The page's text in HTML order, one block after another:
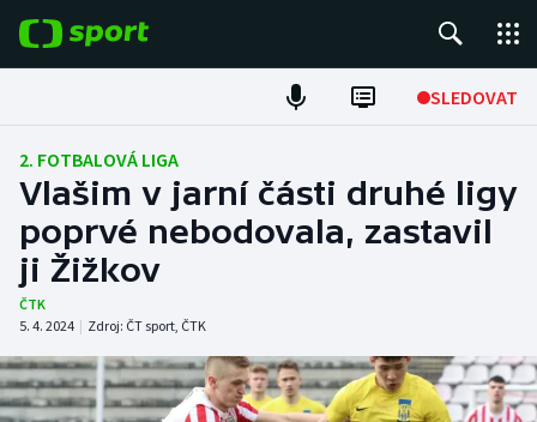
SLEDOVAT
Fotbal
Hokej
Tenis
Atletika
Cyklistika
2. FOTBALOVÁ LIGA
Vlašim v jarní části druhé ligy
poprvé nebodovala, zastavil
ji Žižkov
ČTK
5. 4. 2024 | Zdroj: ČT sport, ČTK